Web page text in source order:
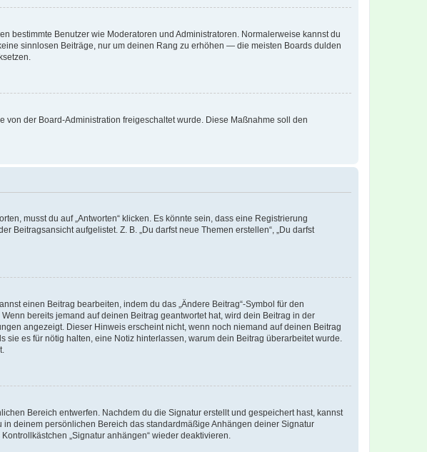
bestimmte Benutzer wie Moderatoren und Administratoren. Normalerweise kannst du
sinnlosen Beiträge, nur um deinen Rang zu erhöhen — die meisten Boards dulden
der Board-Administration freigeschaltet wurde. Diese Maßnahme soll den
musst du auf „Antworten“ klicken. Es könnte sein, dass eine Registrierung
aufgelistet. Z. B. „Du darfst neue Themen erstellen“, „Du darfst
einen Beitrag bearbeiten, indem du das „Ändere Beitrag“-Symbol für den
bereits jemand auf deinen Beitrag geantwortet hat, wird dein Beitrag in der
angezeigt. Dieser Hinweis erscheint nicht, wenn noch niemand auf deinen Beitrag
es für nötig halten, eine Notiz hinterlassen, warum dein Beitrag überarbeitet wurde.
Bereich entwerfen. Nachdem du die Signatur erstellt und gespeichert hast, kannst
deinem persönlichen Bereich das standardmäßige Anhängen deiner Signatur
„Signatur anhängen“ wieder deaktivieren.